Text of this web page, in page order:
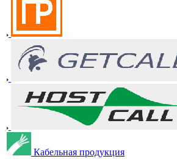
Кабельная продукция